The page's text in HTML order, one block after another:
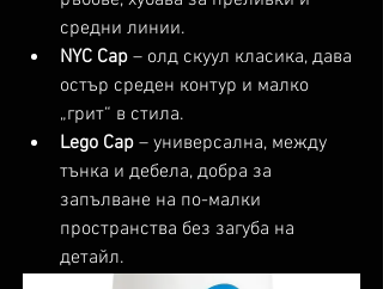
средни линии.
NYC Cap – олд скуул класика, дава
остър среден контур и малко
„грит“ в стила.
Lego Cap – универсална, между
тънка и дебела, добра за
запълване на по-малки
пространства без загуба на
детайл.